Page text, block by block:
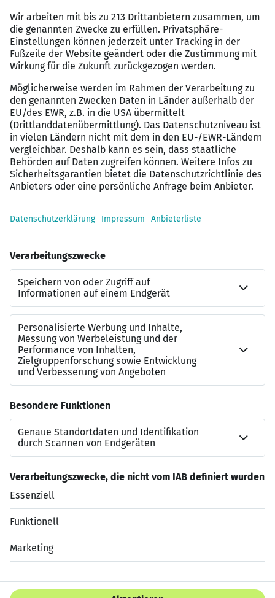
Kontakt
Die Stelle spricht Ihnen zu? So geht’s weiter:
Gerne sende ich Ihnen weitere Informationen oder
bespreche die Vakanz persönlich.
Kontaktieren Sie mich dazu per XING-Nachricht, E-Mail
(mzimmermann@bro-recruiting.de ) oder telefonisch
Montags–Freitags, 08:00–17:00 Uhr, unter 030 91 733 560.
kennenzulernen.
Freundliche Grüße wünscht
Michael Zimmermann | Senior Account Manager | BRO
——————————————-
mzimmermann@bro-recruiting.de
+49 (0)30 917 335 60
www.bro-recruiting.de
Datenschutzerklärung